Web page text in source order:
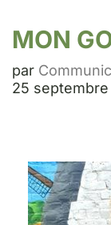
MON
par
25 septembre